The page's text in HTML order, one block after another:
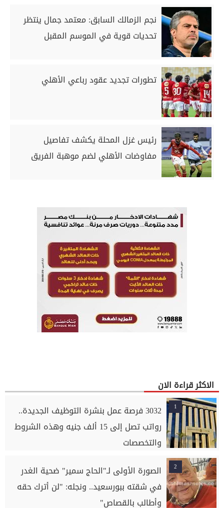
نجم الزمالك السابق: معتمد جمال ينتظر
تحديات قوية في الموسم المقبل
تطورات تجديد عقود رباعي الأهلي
رئيس غزل المحلة يكشف تفاصيل
مفاوضات الأهلي لضم موهبة الفريق
الاكثر قراءة الان
1
3032 فرصة عمل بنشرة التوظيف الجديدة..
رواتب تصل إلى 15 ألف جنيه وهذه الشروط
والتخصصات
2
الصورة الأولى لـ"الحاج سمير" ضحية الغدر
في شقته ببورسعيد.. ونجله: "لن أترك حقه
وأطالب بالقصاص"